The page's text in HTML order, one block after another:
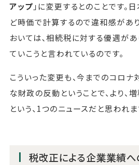
アップ 」に変更するとのことです。
ど時価で計算するので違和感があ
おいては、相続税に対する優遇があ
ていこうと言われているのです。
こういった変更も、今までのコロ
な財政の反動ということで、より、
という、1つのニュースだと思われま
税改正による企業業績